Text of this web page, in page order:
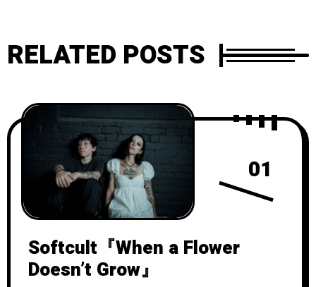
RELATED POSTS
01
Softcult『When a Flower
Doesn’t Grow』